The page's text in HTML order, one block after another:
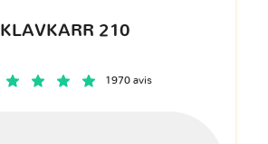
KLAVKARR 210
1970 avis